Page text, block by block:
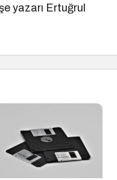
yazarı Ertuğrul